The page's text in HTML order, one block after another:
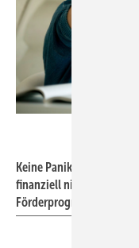
Keine Panik, als Chef
finanziell nicht alleine
Förderprogramme.